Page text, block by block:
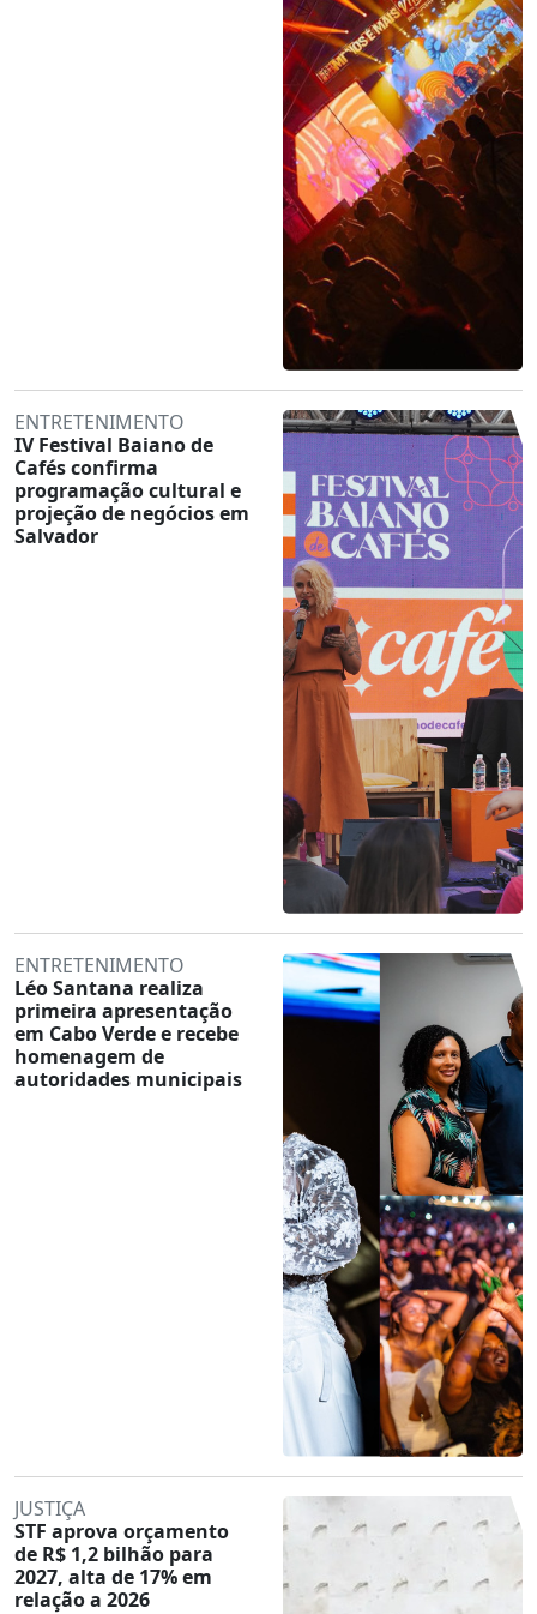
ENTRETENIMENTO
IV Festival Baiano de
Cafés confirma
programação cultural e
projeção de negócios em
Salvador
ENTRETENIMENTO
Léo Santana realiza
primeira apresentação
em Cabo Verde e recebe
homenagem de
autoridades municipais
JUSTIÇA
STF aprova orçamento
de R$ 1,2 bilhão para
2027, alta de 17% em
relação a 2026